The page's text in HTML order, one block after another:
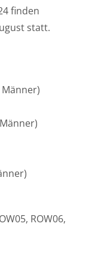
finden
statt.
ROW06,